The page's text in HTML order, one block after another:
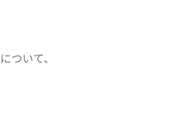
について、